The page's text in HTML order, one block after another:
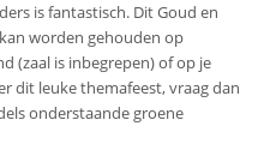
is fantastisch. Dit Goud en
worden gehouden op
(zaal is inbegrepen) of op je
dit leuke themafeest, vraag dan
onderstaande groene